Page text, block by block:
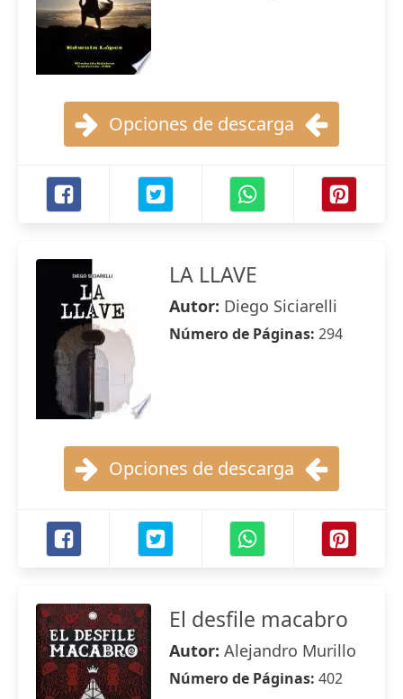
Opciones de descarga
LA LLAVE
Autor: Diego Siciarelli
Número de Páginas: 294
Opciones de descarga
El desfile macabro
Autor: Alejandro Murillo
Número de Páginas: 402